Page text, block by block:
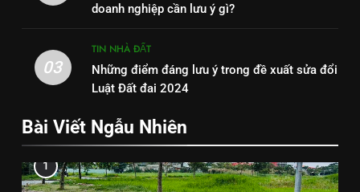
doanh nghiệp cần lưu ý gì?
03
TIN NHÀ ĐẤT
Những điểm đáng lưu ý trong đề xuất sửa đổi
Luật Đất đai 2024
Bài Viết Ngẫu Nhiên
1